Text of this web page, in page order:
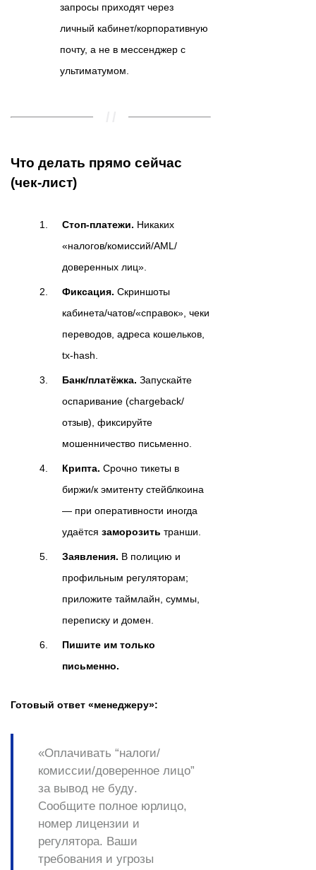
запросы приходят через
личный кабинет/корпоративную
почту, а не в мессенджер с
ультиматумом.
Что делать прямо сейчас
(чек-лист)
Стоп-платежи. Никаких
«налогов/комиссий/AML/
доверенных лиц».
Фиксация. Скриншоты
кабинета/чатов/«справок», чеки
переводов, адреса кошельков,
tx-hash.
Банк/платёжка. Запускайте
оспаривание (chargeback/
отзыв), фиксируйте
мошенничество письменно.
Крипта. Срочно тикеты в
биржи/к эмитенту стейблкоина
— при оперативности иногда
удаётся заморозить транши.
Заявления. В полицию и
профильным регуляторам;
приложите таймлайн, суммы,
переписку и домен.
Пишите им только
письменно.
Готовый ответ «менеджеру»:
«Оплачивать “налоги/
комиссии/доверенное лицо”
за вывод не буду.
Сообщите полное юрлицо,
номер лицензии и
регулятора. Ваши
требования и угрозы